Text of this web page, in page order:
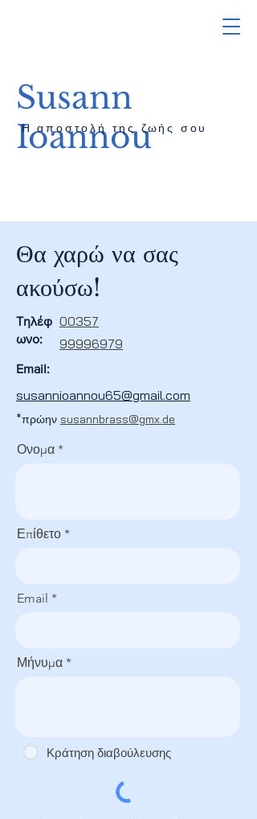
Susann
Ioannou
Η αποστολή της ζωής σου
Θα χαρώ να σας
ακούσω!
Τηλέφ
ωνο:
00357
99996979
Email:
susannioannou65@gmail.com
*πρώην susannbrass@gmx.de
Ονομα
Επίθετο
Email
Μήνυμα
Κράτηση διαβούλευσης